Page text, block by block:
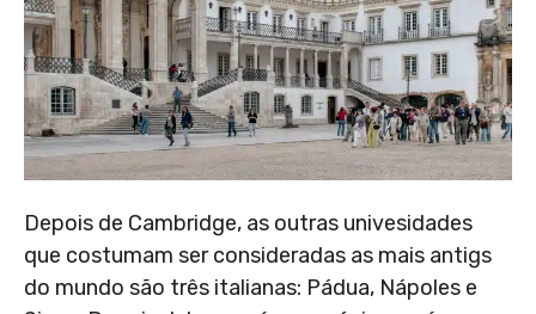
Depois de Cambridge, as outras univesidades
que costumam ser consideradas as mais antigs
do mundo são três italianas: Pádua, Nápoles e